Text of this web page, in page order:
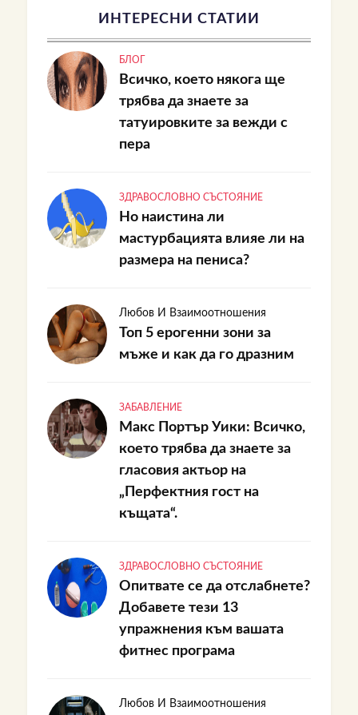
ИНТЕРЕСНИ СТАТИИ
БЛОГ
Всичко, което някога ще
трябва да знаете за
татуировките за вежди с
пера
ЗДРАВОСЛОВНО СЪСТОЯНИЕ
Но наистина ли
мастурбацията влияе ли на
размера на пениса?
Любов И Взаимоотношения
Топ 5 ерогенни зони за
мъже и как да го дразним
ЗАБАВЛЕНИЕ
Макс Портър Уики: Всичко,
което трябва да знаете за
гласовия актьор на
„Перфектния гост на
къщата“.
ЗДРАВОСЛОВНО СЪСТОЯНИЕ
Опитвате се да отслабнете?
Добавете тези 13
упражнения към вашата
фитнес програма
Любов И Взаимоотношения